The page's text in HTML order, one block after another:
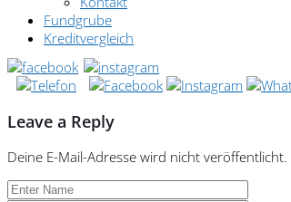
Fundgrube
Kreditvergleich
Leave a Reply
Deine E-Mail-Adresse wird nicht veröffentlicht.